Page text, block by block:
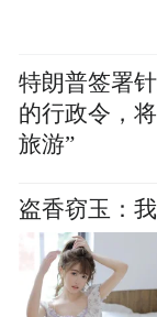
业贷款余额
普惠小微贷
“截至2025
平台查询资
916笔、
特朗普签署
的行政令，
旅游”
盗香窃玉：